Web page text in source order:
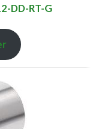
DD-RT-G